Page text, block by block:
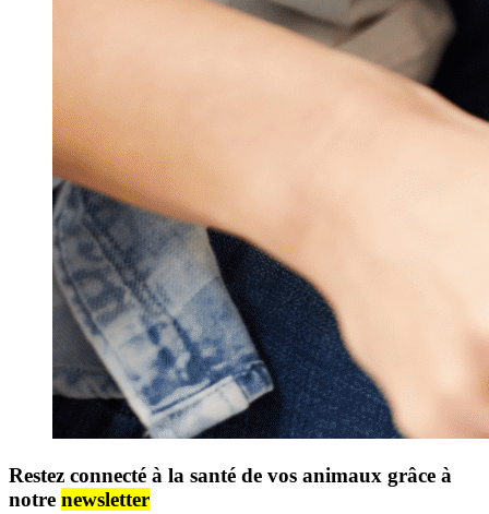
Restez connecté à la santé de vos animaux grâce à
notre newsletter